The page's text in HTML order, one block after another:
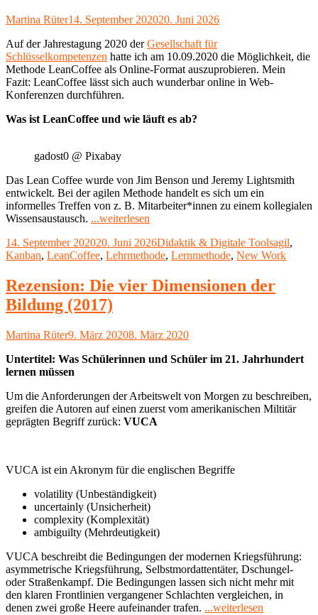
Autor
Martina RüterVeröffentlicht
14. September 202020. Juni 2026
Auf der Jahrestagung 2020 derGesellschaft für
Schlüsselkompetenzen hatte ich am 10.09.2020 die Möglichkeit, die
Methode LeanCoffee als Online-Format auszuprobieren. Mein
Fazit: LeanCoffee lässt sich auch wunderbar online in Web-
Konferenzen durchführen.
Was ist LeanCoffee und wie läuft es ab?
gadost0 @ Pixabay
Das Lean Coffee wurde von Jim Benson und Jeremy Lightsmith
entwickelt. Bei der agilen Methode handelt es sich um ein
informelles Treffen von z. B. Mitarbeiter*innen zu einem kollegialen
Wissensaustausch. ...weiterlesen
auch
Online
einer
Web-
Veröffentlicht
am
14. September 202020. Juni 2026Kategorien
Didaktik & Digitale Toolsagil,
Kanban, LeanCoffee, Lehrmethode, Lernmethode, New Work
Rezension: Die vier Dimensionen der
Bildung (2017)
Autor
Martina RüterVeröffentlicht
9. März 20208. März 2020
Untertitel: Was Schülerinnen und Schüler im 21. Jahrhundert
lernen müssen
Um die Anforderungen der Arbeitswelt von Morgen zu beschreiben,
greifen die Autoren auf einen zuerst vom amerikanischen Miltitär
geprägten Begriff zurück: VUCA
VUCA ist ein Akronym für die englischen Begriffe
volatility (Unbeständigkeit)
uncertainly (Unsicherheit)
complexity (Komplexität)
ambiguilty (Mehrdeutigkeit)
VUCA beschreibt die Bedingungen der modernen Kriegsführung:
asymmetrische Kriegsführung, Selbstmordattentäter, Dschungel-
oder Straßenkampf. Die Bedingungen lassen sich nicht mehr mit
den klaren Frontlinien vergangener Schlachten vergleichen, in
denen zwei große Heere aufeinander trafen. ...weiterlesen